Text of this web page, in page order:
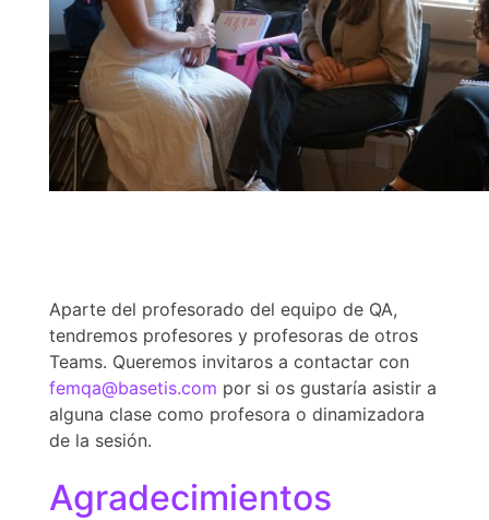
Aparte del profesorado del equipo de QA,
tendremos profesores y profesoras de otros
Teams. Queremos invitaros a contactar con
femqa@basetis.com por si os gustaría asistir a
alguna clase como profesora o dinamizadora
de la sesión.
Agradecimientos